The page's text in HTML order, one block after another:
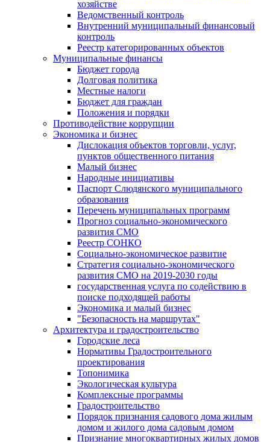
хозяйстве
Ведомственный контроль
Внутренний муниципальный финансовый
контроль
Реестр категорированных объектов
Муниципальные финансы
Бюджет города
Долговая политика
Местные налоги
Бюджет для граждан
Положения и порядки
Противодействие коррупции
Экономика и бизнес
Дислокация объектов торговли, услуг,
пунктов общественного питания
Малый бизнес
Народные инициативы
Паспорт Слюдянского муниципального
образования
Перечень муниципальных программ
Прогноз социально-экономического
развития СМО
Реестр СОНКО
Социально-экономическое развитие
Стратегия социально-экономического
развития СМО на 2019-2030 годы
государственная услуга по содействию в
поиске подходящей работы
Экономика и малый бизнес
"Безопасность на маршрутах"
Архитектура и градостроительство
Городские леса
Нормативы Градостроительного
проектирования
Топонимика
Экологическая культура
Комплексные программы
Градостроительство
Порядок признания садового дома жилым
домом и жилого дома садовым домом
Признание многоквартирных жилых домов